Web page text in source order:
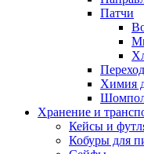
Патчи
Химия
Хранение и
Кейсы и
Кобуры для